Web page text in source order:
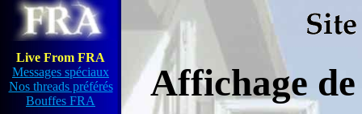
Live From FRA
Messages spéciaux
Nos threads préférés
Bouffes FRA
Affichage